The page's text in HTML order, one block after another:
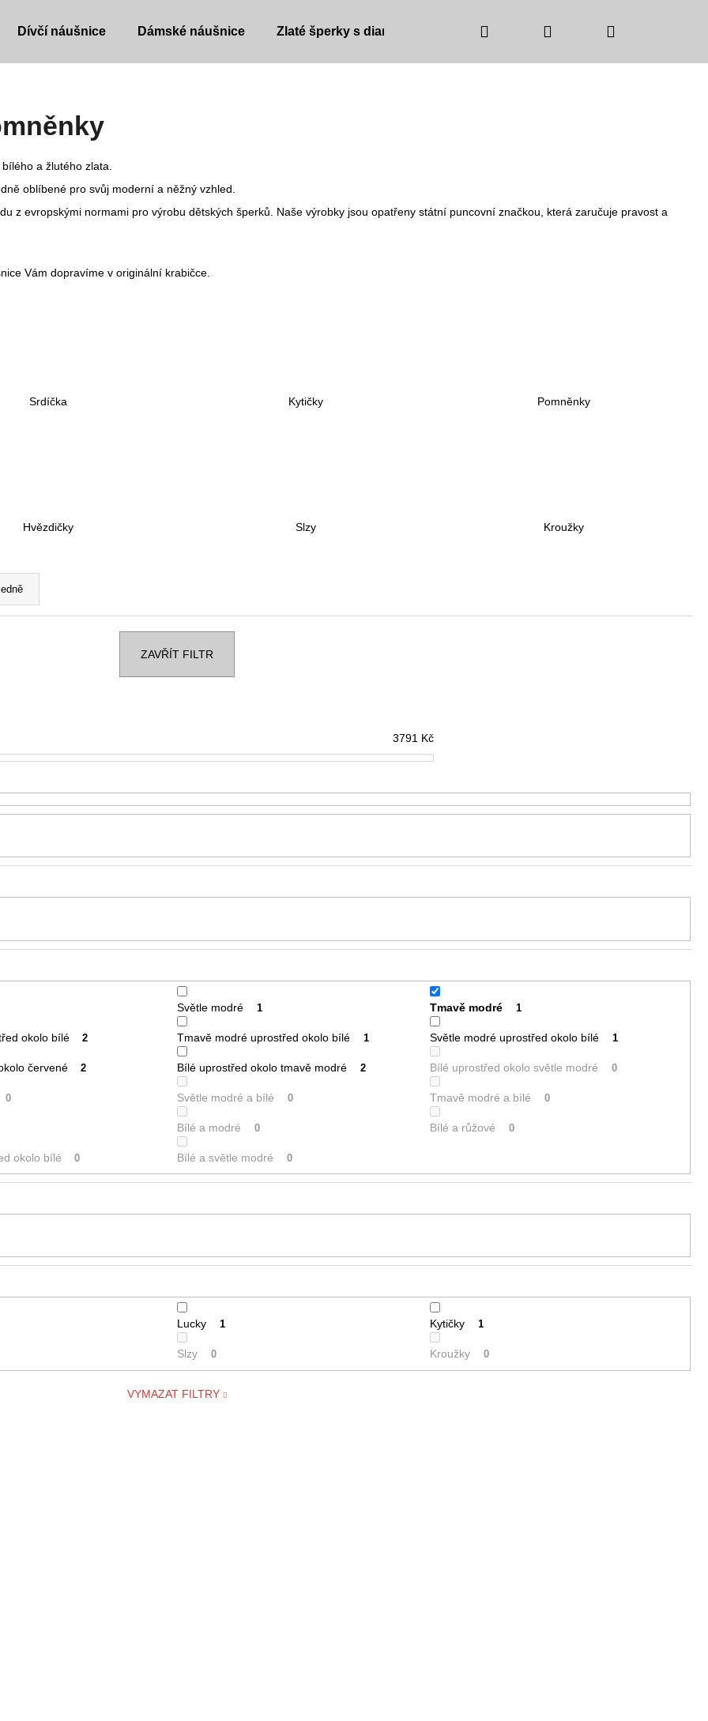
Dívčí náušnice Dámské náušnice Zlaté šperky s diamanty Barva zlata Barva kamínků
Přihlášení
a žlutého zlata.
oblíbené pro svůj moderní a něžný vzhled.
z evropskými normami pro výrobu dětských šperků. Naše výrobky jsou opatřeny státní puncovní značkou, která zaručuje pravost a
Vám dopravíme v originální krabičce.
Srdíčka Kytičky Pomněnky
Hvězdičky Slzy Kroužky
ZAVŘÍT FILTR
3791 Kč
Světle modré 1 Tmavě modré 1
okolo bílé 2 Tmavě modré uprostřed okolo bílé 1 Světle modré uprostřed okolo bílé 1
červené 2 Bílé uprostřed okolo tmavě modré 2 Bílé uprostřed okolo světle modré 0
0 Světle modré a bílé 0 Tmavě modré a bílé 0
Bílé a modré 0 Bílé a růžové 0
okolo bílé 0 Bílé a světle modré 0
Lucky 1 Kytičky 1
Slzy 0 Kroužky 0
VYMAZAT FILTRY
Doporučujeme